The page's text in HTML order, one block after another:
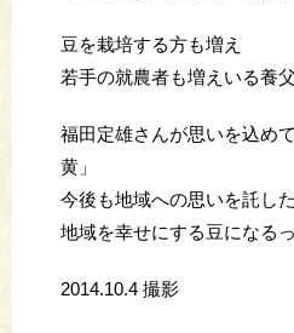
豆を栽培する方も増え
若手の就農者も増えいる養父
福田定雄さんが思いを込め
黄」
今後も地域への思いを託し
地域を幸せにする豆になる
2014.10.4 撮影